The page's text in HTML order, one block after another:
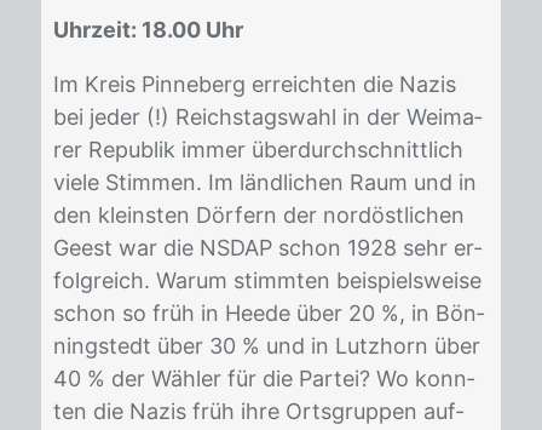
Uhrzeit: 18.00 Uhr
Im Kreis Pin­ne­berg er­reich­ten die Na­zis
bei je­der (!) Reichs­tags­wahl in der Wei­ma­
rer Re­pu­blik im­mer über­durch­schnitt­lich
vie­le Stim­men. Im länd­li­chen Raum und in
den kleins­ten Dör­fern der nord­öst­li­chen
Geest war die NS­DAP schon 1928 sehr er­
folg­reich. War­um stimm­ten bei­spiels­wei­se
schon so früh in Hee­de über 20 %, in Bön­
ningstedt über 30 % und in Lutz­horn über
40 % der Wäh­ler für die Par­tei? Wo konn­
ten die Na­zis früh ihre Orts­grup­pen auf­